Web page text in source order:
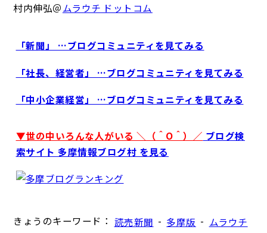
村内伸弘＠ムラウチ ドットコム
「新聞」 …ブログコミュニティを見てみる
「社長、経営者」 …ブログコミュニティを見てみる
「中小企業経営」 …ブログコミュニティを見てみる
▼世の中いろんな人がいる ＼（＾O＾）／ ブログ検
索サイト 多摩情報ブログ村 を見る
きょうのキーワード： 読売新聞 - 多摩版 - ムラウチ